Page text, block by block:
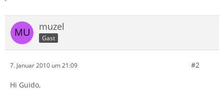
muzel
Gast
7. Januar 2010 um 21:09 #2
Hi Guido,